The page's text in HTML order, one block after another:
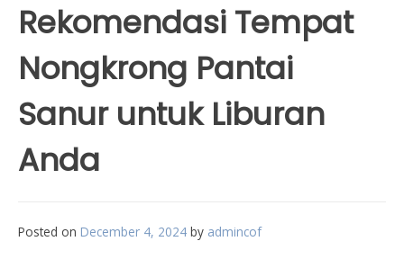
Rekomendasi Tempat
Nongkrong Pantai
Sanur untuk Liburan
Anda
Posted on December 4, 2024 by admincof